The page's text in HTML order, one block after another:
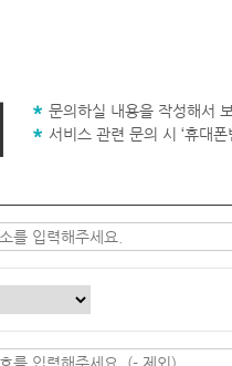
문의하실 내용을 작성해서
서비스 관련 문의 시 ‘휴대